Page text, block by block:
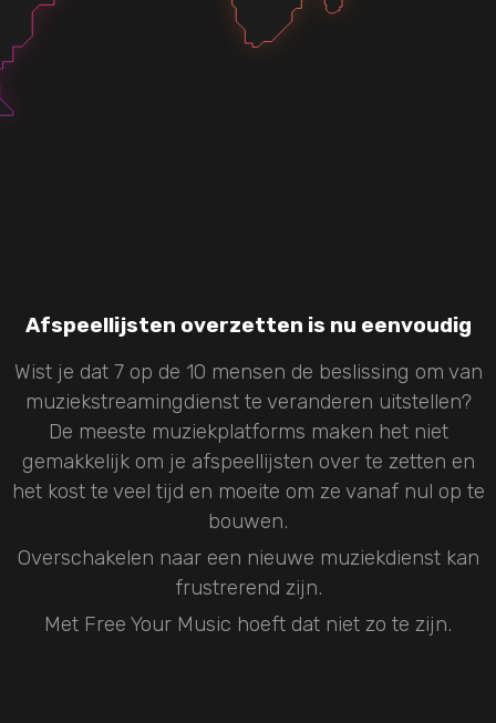
Afspeellijsten overzetten is nu eenvoudig
Wist je dat 7 op de 10 mensen de beslissing om van
muziekstreamingdienst te veranderen uitstellen?
De meeste muziekplatforms maken het niet
gemakkelijk om je afspeellijsten over te zetten en
het kost te veel tijd en moeite om ze vanaf nul op te
bouwen.
Overschakelen naar een nieuwe muziekdienst kan
frustrerend zijn.
Met Free Your Music hoeft dat niet zo te zijn.